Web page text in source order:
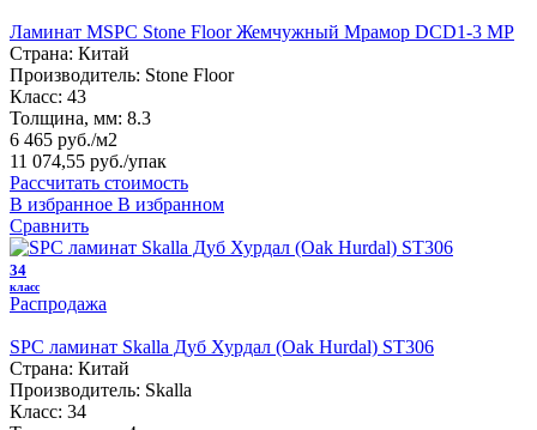
Ламинат MSPC Stone Floor Жемчужный Мрамор DCD1-3 MP
Страна: Китай
Производитель: Stone Floor
Класс: 43
Толщина, мм: 8.3
6 465 руб./м2
11 074,55 руб./упак
Рассчитать стоимость
В избранное В избранном
Сравнить
34
класс
Распродажа
SPC ламинат Skalla Дуб Хурдал (Oak Hurdal) ST306
Страна: Китай
Производитель: Skalla
Класс: 34